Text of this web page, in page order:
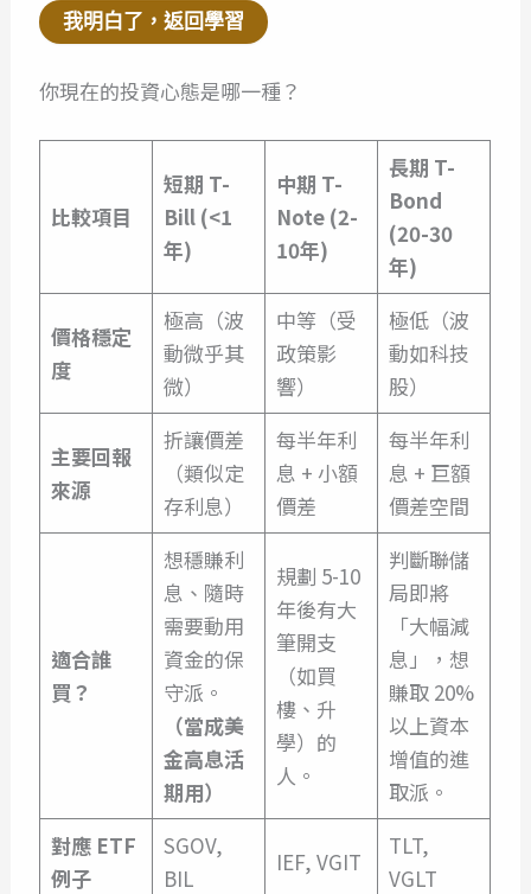
我明白了，返回學習
你現在的投資心態是哪一種？
比較項目
短期 T-
Bill (<1
年)
中期 T-
Note (2-
10年)
長期 T-
Bond
(20-30
年)
價格穩定
度
極高（波
動微乎其
微）
中等（受
政策影
響）
極低（波
動如科技
股）
主要回報
來源
折讓價差
（類似定
存利息）
每半年利
息 + 小額
價差
每半年利
息 + 巨額
價差空間
適合誰
買？
想穩賺利
息、隨時
需要動用
資金的保
守派。
（當成美
金高息活
期用）
規劃 5-10
年後有大
筆開支
（如買
樓、升
學）的
人。
判斷聯儲
局即將
「大幅減
息」，想
賺取 20%
以上資本
增值的進
取派。
對應 ETF
例子
SGOV,
BIL
IEF, VGIT
TLT,
VGLT